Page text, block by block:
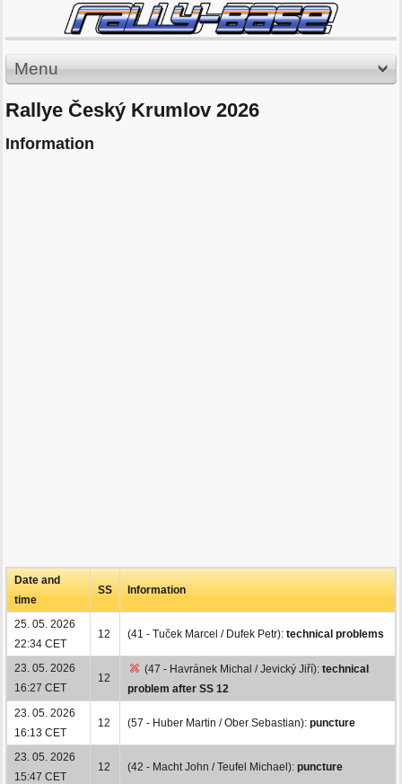
Menu
Rallye Český Krumlov 2026
Information
Date and
time
SS Information
25. 05. 2026
22:34 CET
12 (41 - Tuček Marcel / Dufek Petr): technical problems
23. 05. 2026
16:27 CET
12
(47 - Havránek Michal / Jevický Jiří): technical
problem after SS 12
23. 05. 2026
16:13 CET
12 (57 - Huber Martin / Ober Sebastian): puncture
23. 05. 2026
15:47 CET
12 (42 - Macht John / Teufel Michael): puncture